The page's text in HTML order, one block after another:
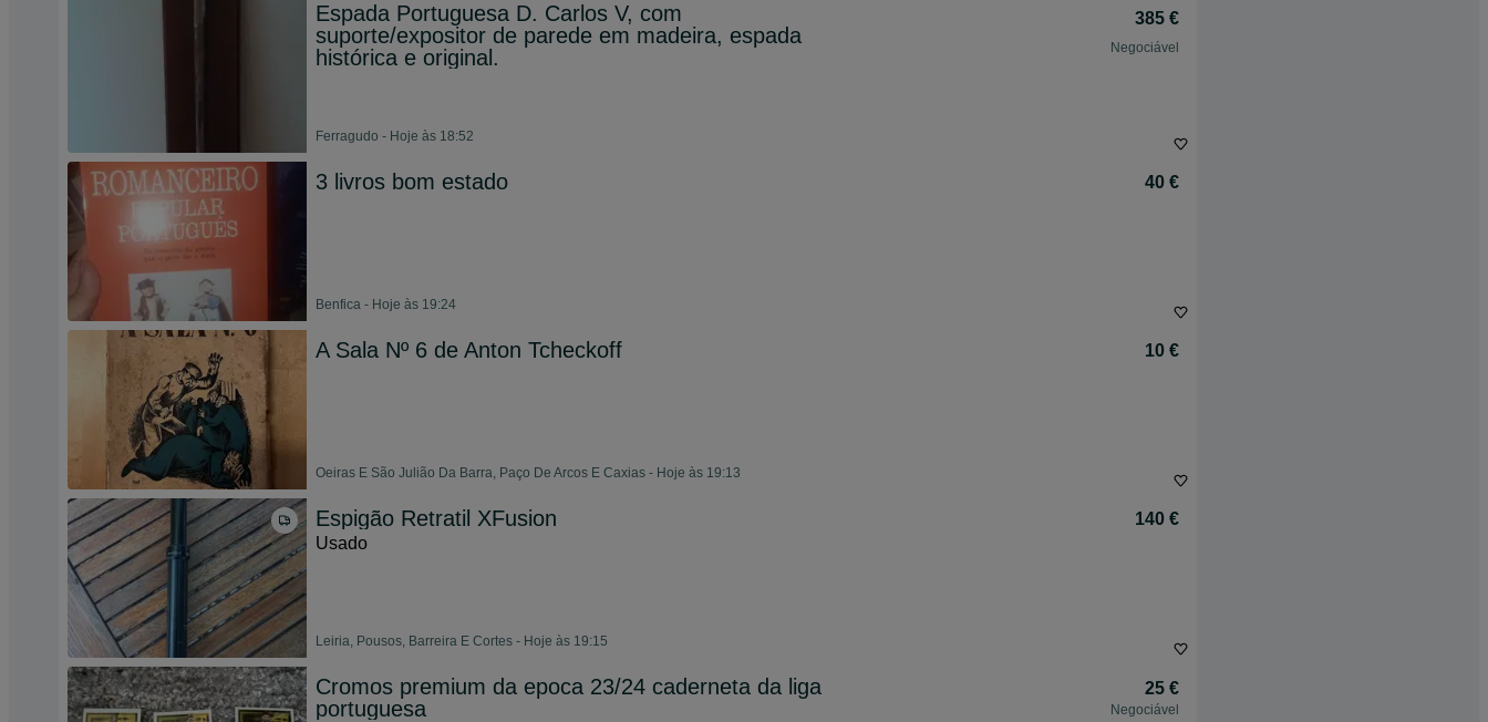
Espada Portuguesa D. Carlos V, com
suporte/expositor de parede em madeira, espada
histórica e original.
385 €
Negociável
Ferragudo - Hoje às 18:52
3 livros bom estado 40 €
Benfica - Hoje às 19:24
A Sala Nº 6 de Anton Tcheckoff 10 €
Oeiras E São Julião Da Barra, Paço De Arcos E Caxias - Hoje às 19:13
Espigão Retratil XFusion
140 €
Usado
Leiria, Pousos, Barreira E Cortes - Hoje às 19:15
Cromos premium da epoca 23/24 caderneta da liga
portuguesa
25 €
Negociável